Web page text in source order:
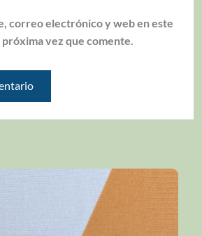
correo electrónico y web en este
vez que comente.